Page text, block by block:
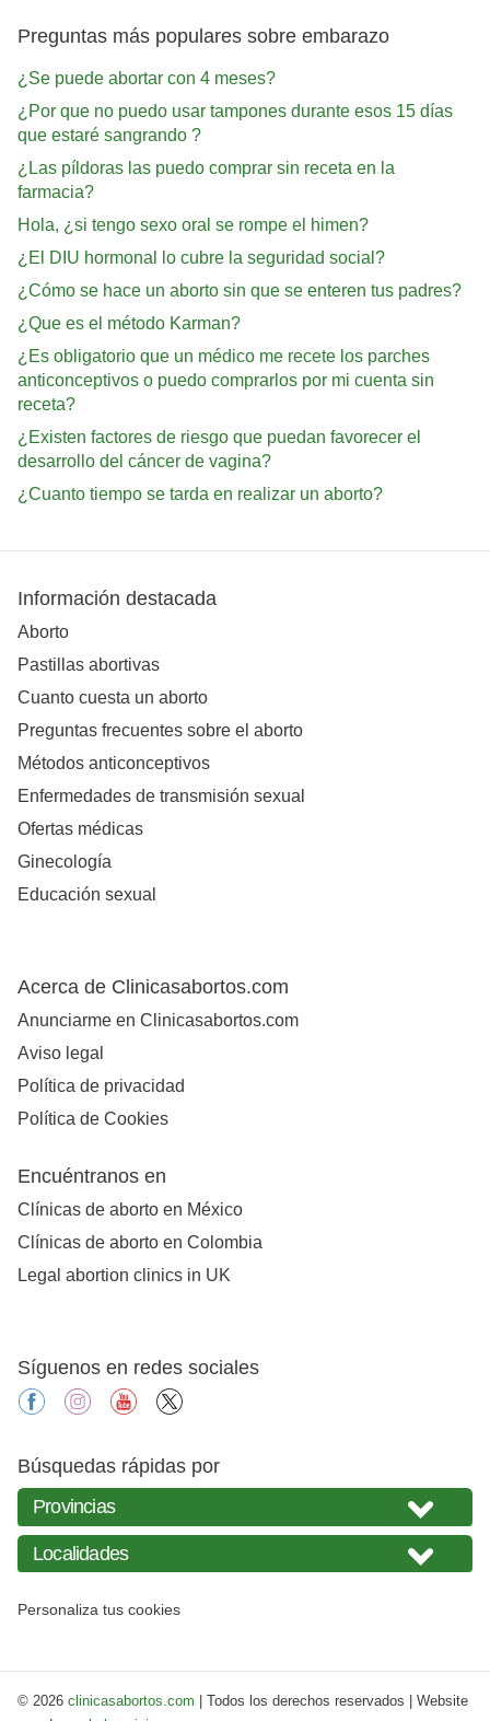
Preguntas más populares sobre embarazo
¿Se puede abortar con 4 meses?
¿Por que no puedo usar tampones durante esos 15 días
que estaré sangrando ?
¿Las píldoras las puedo comprar sin receta en la
farmacia?
Hola, ¿si tengo sexo oral se rompe el himen?
¿El DIU hormonal lo cubre la seguridad social?
¿Cómo se hace un aborto sin que se enteren tus padres?
¿Que es el método Karman?
¿Es obligatorio que un médico me recete los parches
anticonceptivos o puedo comprarlos por mi cuenta sin
receta?
¿Existen factores de riesgo que puedan favorecer el
desarrollo del cáncer de vagina?
¿Cuanto tiempo se tarda en realizar un aborto?
Información destacada
Aborto
Pastillas abortivas
Cuanto cuesta un aborto
Preguntas frecuentes sobre el aborto
Métodos anticonceptivos
Enfermedades de transmisión sexual
Ofertas médicas
Ginecología
Educación sexual
Acerca de Clinicasabortos.com
Anunciarme en Clinicasabortos.com
Aviso legal
Política de privacidad
Política de Cookies
Encuéntranos en
Clínicas de aborto en México
Clínicas de aborto en Colombia
Legal abortion clinics in UK
Síguenos en redes sociales
facebookinstagramyoutube
Búsquedas rápidas por
Personaliza tus cookies
© 2026 clinicasabortos.com | Todos los derechos reservados | Website